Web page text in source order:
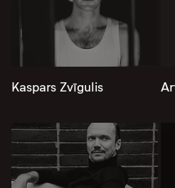
Kaspars Zvīgulis